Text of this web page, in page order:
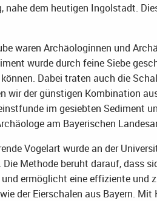
nahe dem heutigen Ingolstadt.
waren Archäologinnen und
wurde durch feine Siebe
Dabei traten auch die
wir der günstigen Kombination
im gesiebten Sediment
am Bayerischen
Vogelart wurde an der
Methode beruht darauf, dass
ermöglicht eine effiziente und
der Eierschalen aus Bayern.